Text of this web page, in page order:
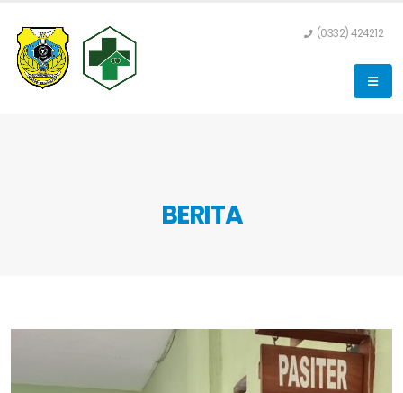
(0332) 424212
BERITA